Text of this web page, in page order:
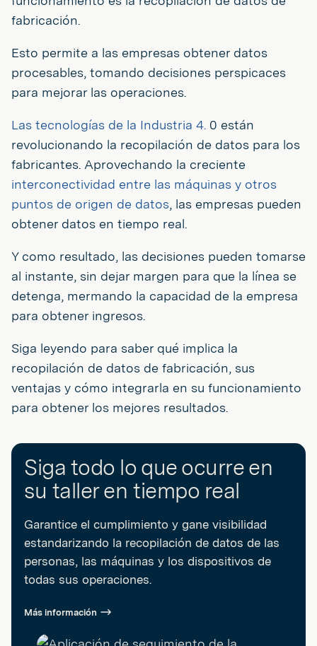
fabricación.
Esto permite a las empresas obtener datos
procesables, tomando decisiones perspicaces
para mejorar las operaciones.
Las tecnologías de la Industria 4. 0 están
revolucionando la recopilación de datos para los
fabricantes. Aprovechando la creciente
interconectividad entre las máquinas y otros
puntos de origen de datos, las empresas pueden
obtener datos en tiempo real.
Y como resultado, las decisiones pueden tomarse
al instante, sin dejar margen para que la línea se
detenga, mermando la capacidad de la empresa
para obtener ingresos.
Siga leyendo para saber qué implica la
recopilación de datos de fabricación, sus
ventajas y cómo integrarla en su funcionamiento
para obtener los mejores resultados.
Siga todo lo que ocurre en
su taller en tiempo real
Garantice el cumplimiento y gane visibilidad
estandarizando la recopilación de datos de las
personas, las máquinas y los dispositivos de
todas sus operaciones.
Más información